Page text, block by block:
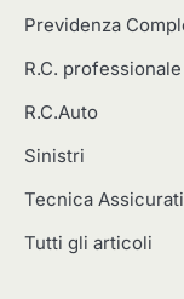
Previdenza
R.C. professionale
R.C.Auto
Sinistri
Tecnica
Tutti gli articoli